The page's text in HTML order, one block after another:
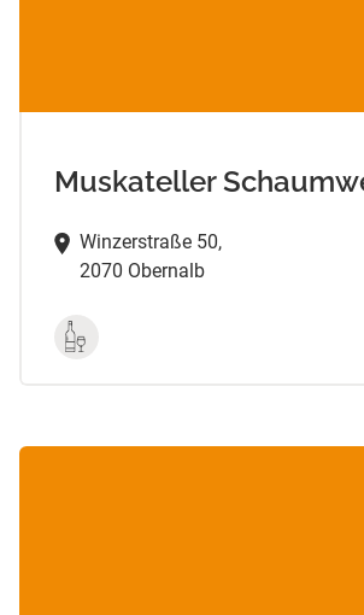
Muskateller
Winzerstraße 50,
2070 Obernalb